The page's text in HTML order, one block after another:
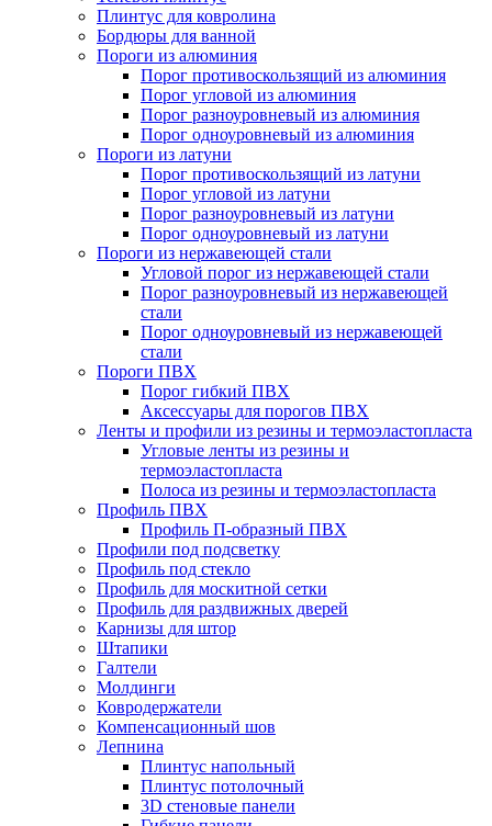
Плинтус для ковролина
Бордюры для ванной
Пороги из алюминия
Порог противоскользящий из алюминия
Порог угловой из алюминия
Порог разноуровневый из алюминия
Порог одноуровневый из алюминия
Пороги из латуни
Порог противоскользящий из латуни
Порог угловой из латуни
Порог разноуровневый из латуни
Порог одноуровневый из латуни
Пороги из нержавеющей стали
Угловой порог из нержавеющей стали
Порог разноуровневый из нержавеющей
стали
Порог одноуровневый из нержавеющей
стали
Пороги ПВХ
Порог гибкий ПВХ
Аксессуары для порогов ПВХ
Ленты и профили из резины и термоэластопласта
Угловые ленты из резины и
термоэластопласта
Полоса из резины и термоэластопласта
Профиль ПВХ
Профиль П-образный ПВХ
Профили под подсветку
Профиль под стекло
Профиль для москитной сетки
Профиль для раздвижных дверей
Карнизы для штор
Штапики
Галтели
Молдинги
Ковродержатели
Компенсационный шов
Лепнина
Плинтус напольный
Плинтус потолочный
3D стеновые панели